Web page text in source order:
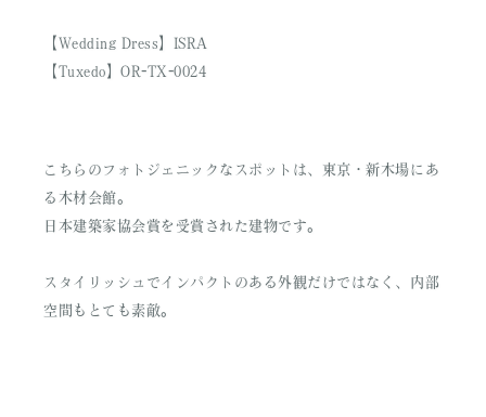
【Wedding Dress】ISRA
【Tuxedo】OR-TX-0024
こちらのフォトジェニックなスポットは、東京・新木場にあ
る木材会館。
日本建築家協会賞を受賞された建物です。
スタイリッシュでインパクトのある外観だけではなく、内部
空間もとても素敵。